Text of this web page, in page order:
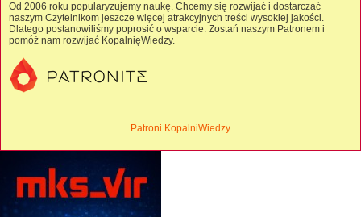
Od 2006 roku popularyzujemy naukę. Chcemy się rozwijać i dostarczać
naszym Czytelnikom jeszcze więcej atrakcyjnych treści wysokiej jakości.
Dlatego postanowiliśmy poprosić o wsparcie. Zostań naszym Patronem i
pomóż nam rozwijać KopalnięWiedzy.
Patroni KopalniWiedzy